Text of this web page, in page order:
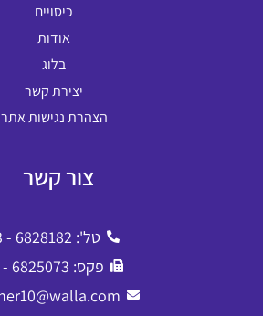
כיסויים
אודות
בלוג
יצירת קשר
הצהרת נגישות אתר
צור קשר
טל': 6828182 - 03
פקס: 6825073 - 03